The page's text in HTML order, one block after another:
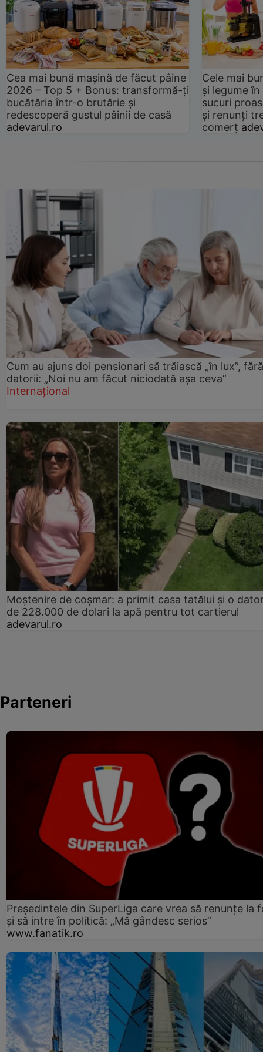
Cea mai bună mașină de făcut pâine
2026 – Top 5 + Bonus: transformă-ți
bucătăria într-o brutărie și
redescoperă gustul pâinii de casă
adevarul.ro
Cele mai
și legume
sucuri
și renunți
comerț
Cum au ajuns doi pensionari să trăiască „în lux”, fără
datorii: „Noi nu am făcut niciodată așa ceva”
Internațional
Moștenire de coșmar: a primit casa tatălui și o
de 228.000 de dolari la apă pentru tot cartierul
adevarul.ro
Parteneri
Președintele din SuperLiga care vrea să renunțe la
și să intre în politică: „Mă gândesc serios”
www.fanatik.ro